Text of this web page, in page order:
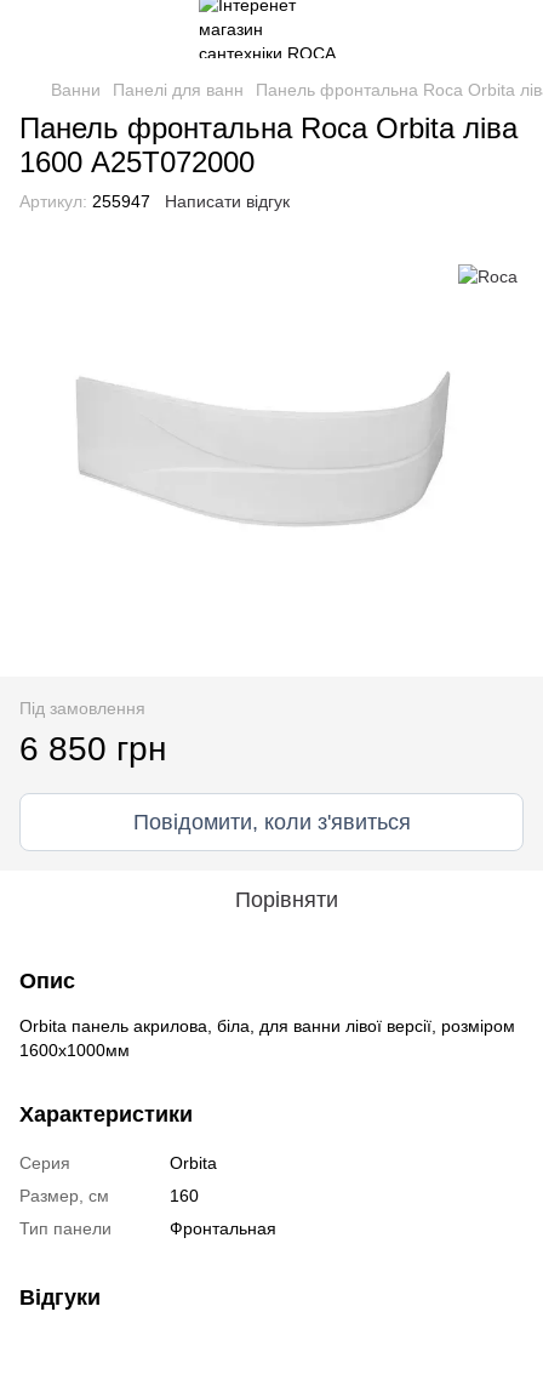
Ванни Панелі для ванн Панель фронтальна Roca Orbita
Панель фронтальна Roca Orbita ліва
1600 A25T072000
Артикул: 255947 Написати відгук
Під замовлення
6 850 грн
Повідомити, коли з'явиться
Порівняти
Опис
Orbita панель акрилова, біла, для ванни лівої версії, розміром
1600х1000мм
Характеристики
Серия
Orbita
Размер, см
160
Тип панели
Фронтальная
Відгуки